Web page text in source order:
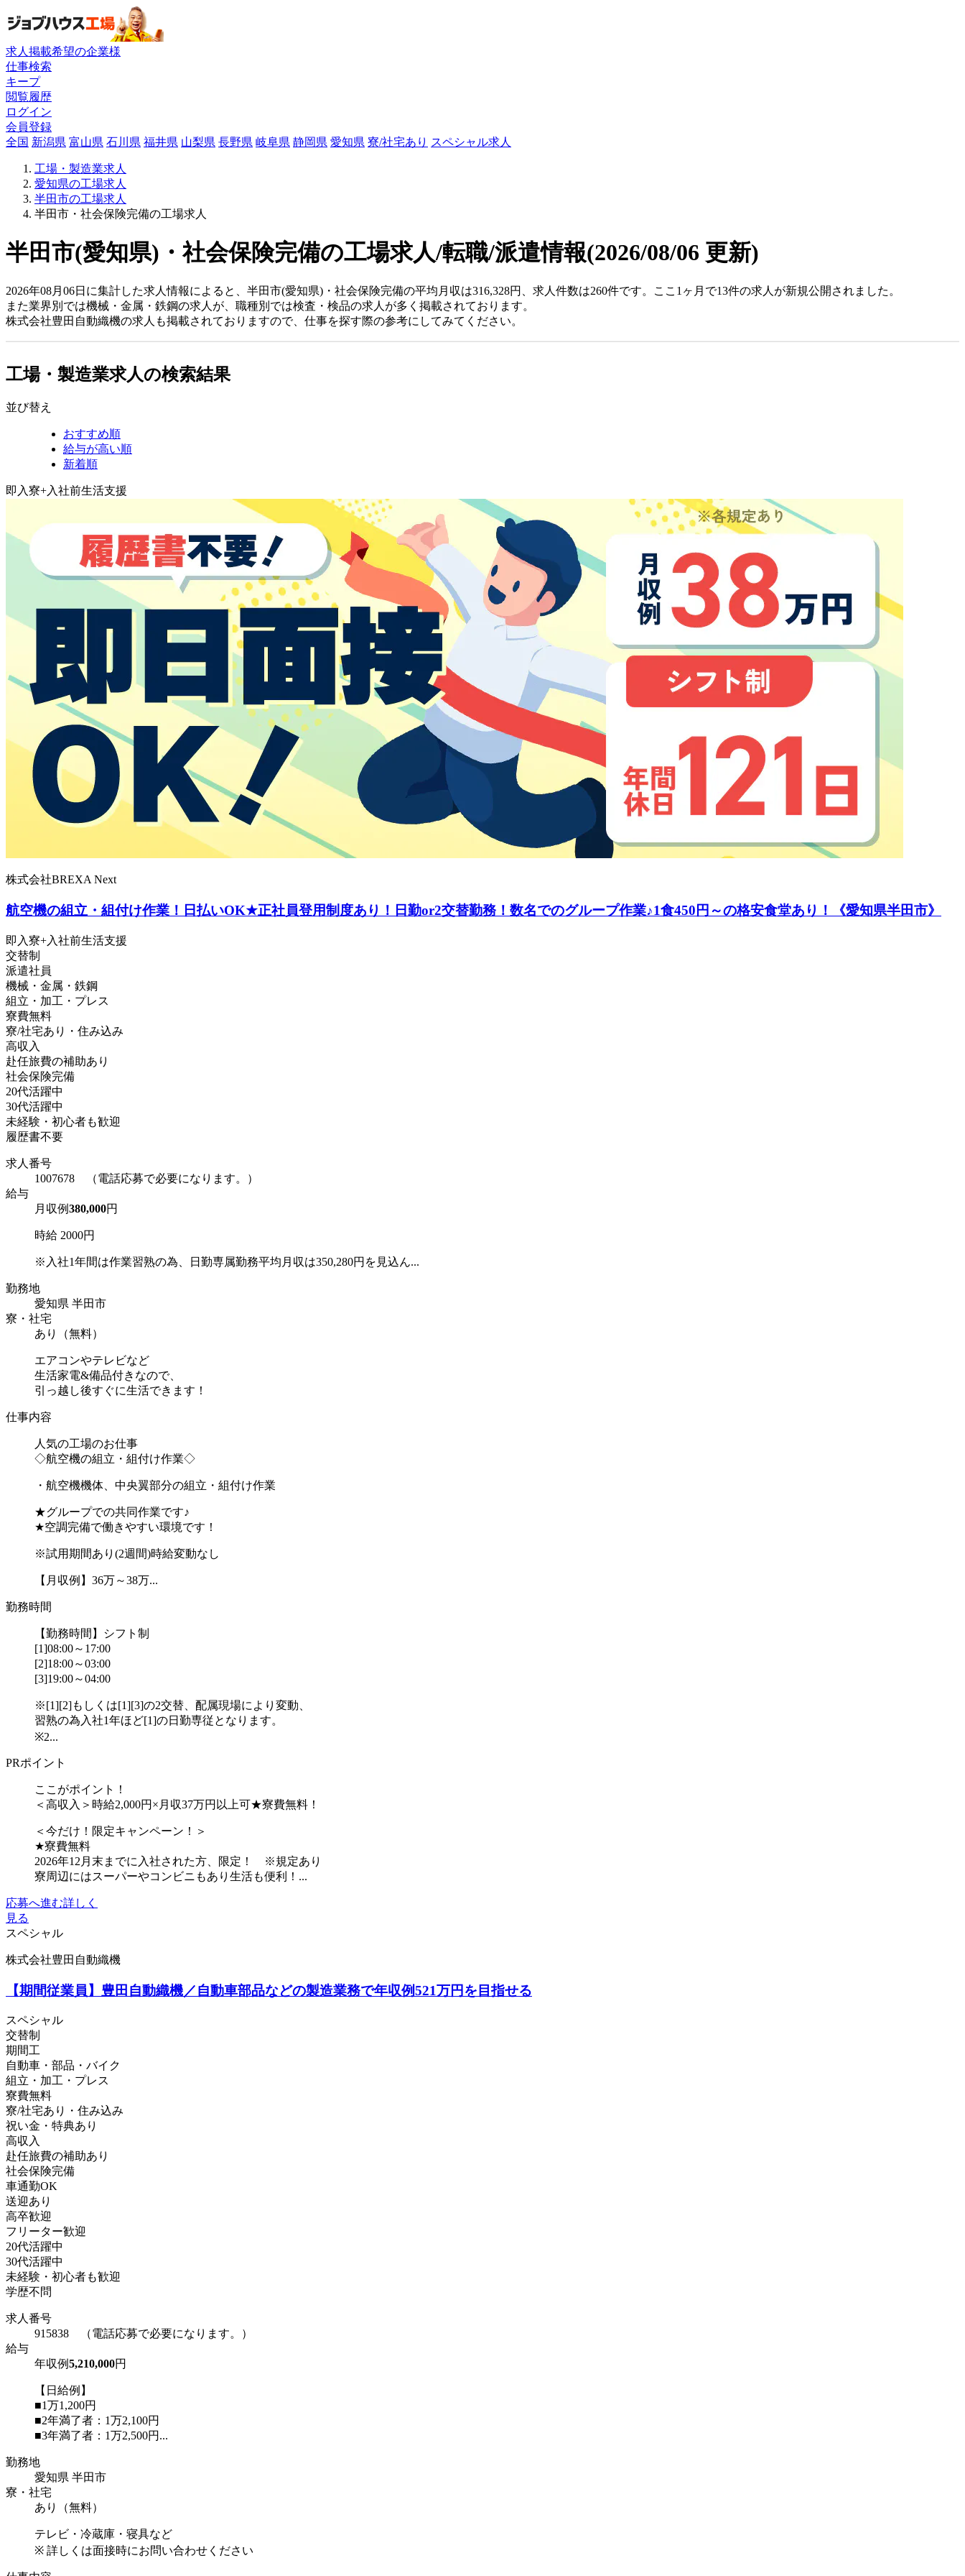
求人掲載希望の企業様
仕事検索
キープ
閲覧履歴
ログイン
会員登録
全国 新潟県 富山県 石川県 福井県 山梨県 長野県 岐阜県 静岡県 愛知県 寮/社宅あり スペシャル求人
工場・製造業求人
愛知県の工場求人
半田市の工場求人
半田市・社会保険完備の工場求人
半田市(愛知県)・社会保険完備の工場求人/転職/派遣情報(2026/08/06 更新)
2026年08月06日に集計した求人情報によると、半田市(愛知県)・社会保険完備の平均月収は316,328円、求人件数は260件です。ここ1ヶ月で13件の求人が新規公開されました。
また業界別では機械・金属・鉄鋼の求人が、職種別では検査・検品の求人が多く掲載されております。
株式会社豊田自動織機の求人も掲載されておりますので、仕事を探す際の参考にしてみてください。
工場・製造業求人の検索結果
並び替え
おすすめ順
給与が高い順
新着順
即入寮+入社前生活支援
株式会社BREXA Next
航空機の組立・組付け作業！日払いOK★正社員登用制度あり！日勤or2交替勤務！数名でのグループ作業♪1食450円～の格安食堂あり！《愛知県半田市》
即入寮+入社前生活支援
交替制
派遣社員
機械・金属・鉄鋼
組立・加工・プレス
寮費無料
寮/社宅あり・住み込み
高収入
赴任旅費の補助あり
社会保険完備
20代活躍中
30代活躍中
未経験・初心者も歓迎
履歴書不要
求人番号
1007678 （電話応募で必要になります。）
給与
月収例380,000円
時給 2000円
※入社1年間は作業習熟の為、日勤専属勤務平均月収は350,280円を見込ん...
勤務地
愛知県 半田市
寮・社宅
あり（無料）
エアコンやテレビなど
生活家電&備品付きなので、
引っ越し後すぐに生活できます！
仕事内容
人気の工場のお仕事
◇航空機の組立・組付け作業◇
・航空機機体、中央翼部分の組立・組付け作業
★グループでの共同作業です♪
★空調完備で働きやすい環境です！
※試用期間あり(2週間)時給変動なし
【月収例】36万～38万...
勤務時間
【勤務時間】シフト制
[1]08:00～17:00
[2]18:00～03:00
[3]19:00～04:00
※[1][2]もしくは[1][3]の2交替、配属現場により変動、
習熟の為入社1年ほど[1]の日勤専従となります。
※2...
PRポイント
ここがポイント！
＜高収入＞時給2,000円×月収37万円以上可★寮費無料！
＜今だけ！限定キャンペーン！＞
★寮費無料
2026年12月末までに入社された方、限定！ ※規定あり
寮周辺にはスーパーやコンビニもあり生活も便利！...
応募へ進む詳しく
見る
スペシャル
株式会社豊田自動織機
【期間従業員】豊田自動織機／自動車部品などの製造業務で年収例521万円を目指せる
スペシャル
交替制
期間工
自動車・部品・バイク
組立・加工・プレス
寮費無料
寮/社宅あり・住み込み
祝い金・特典あり
高収入
赴任旅費の補助あり
社会保険完備
車通勤OK
送迎あり
高卒歓迎
フリーター歓迎
20代活躍中
30代活躍中
未経験・初心者も歓迎
学歴不問
求人番号
915838 （電話応募で必要になります。）
給与
年収例5,210,000円
【日給例】
■1万1,200円
■2年満了者：1万2,100円
■3年満了者：1万2,500円...
勤務地
愛知県 半田市
寮・社宅
あり（無料）
テレビ・冷蔵庫・寝具など
※ 詳しくは面接時にお問い合わせください